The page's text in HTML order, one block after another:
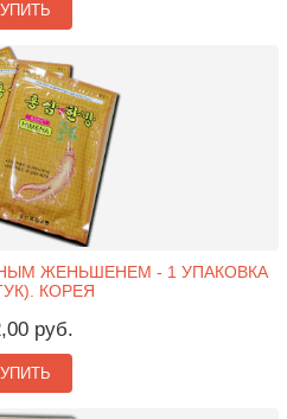
ЖЕНЬШЕНЕМ - 1 УПАКОВКА
КОРЕЯ
руб.